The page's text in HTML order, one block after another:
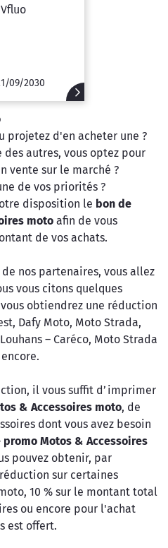
Vfluo
09/2030
projetez d'en acheter une ?
autres, vous optez pour
vente sur le marché ?
de vos priorités ?
disposition le bon de
moto afin de vous
de vos achats.
nos partenaires, vous allez
vous citons quelques
obtiendrez une réduction
Dafy Moto, Moto Strada,
– Caréco, Moto Strada
il vous suffit d’imprimer
& Accessoires moto, de
dont vous avez besoin
promo Motos & Accessoires
pouvez obtenir, par
sur certaines
10 % sur le montant total
ou encore pour l'achat
est offert.